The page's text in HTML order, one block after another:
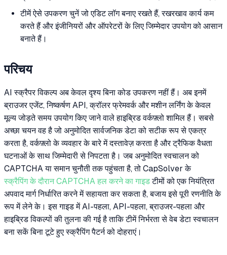
टीमें ऐसे उपकरण चुनें जो एडिट लॉग बनाए रखते हैं, रखरखाव कार्य कम
करते हैं और इंजीनियरों और ऑपरेटरों के लिए जिम्मेदार उपयोग को आसान
बनाते हैं।
परिचय
AI स्क्रैपर विकल्प अब केवल दृश्य बिना कोड उपकरण नहीं हैं। अब इनमें
ब्राउजर एजेंट, निष्कर्षण API, क्रॉलर फ्रेमवर्क और मशीन लर्निंग के केवल
मूल्य जोड़ते समय उपयोग किए जाने वाले हाइब्रिड वर्कफ़्लो शामिल हैं। सबसे
अच्छा चयन वह है जो अनुमोदित सार्वजनिक डेटा को सटीक रूप से एकत्र
करता है, वर्कफ़्लो के व्यवहार के बारे में दस्तावेज़ करता है और ट्रैफिक वैधता
घटनाओं के साथ जिम्मेदारी से निपटता है। जब अनुमोदित स्वचालन को
CAPTCHA या समान चुनौती तक पहुंचता है, तो CapSolver के
स्क्रैपिंग के दौरान CAPTCHA हल करने का गाइडटीमों को एक नियंत्रित
अपवाद मार्ग निर्धारित करने में सहायता कर सकता है, बजाय इसे पूरी रणनीति के
रूप में लेने के। इस गाइड में AI-पहला, API-पहला, ब्राउजर-पहला और
हाइब्रिड विकल्पों की तुलना की गई है ताकि टीमें निर्भरता से वेब डेटा स्वचालन
बना सकें बिना टूटे हुए स्क्रैपिंग पैटर्न को दोहराएं।